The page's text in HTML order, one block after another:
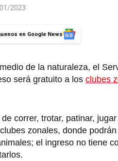
2023
en Google News
de la naturaleza, el
será gratuito a los clubes
correr, trotar, patinar,
zonales, donde
el ingreso no tiene